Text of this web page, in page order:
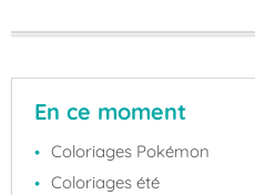
En ce moment
Coloriages Pokémon
Coloriages été